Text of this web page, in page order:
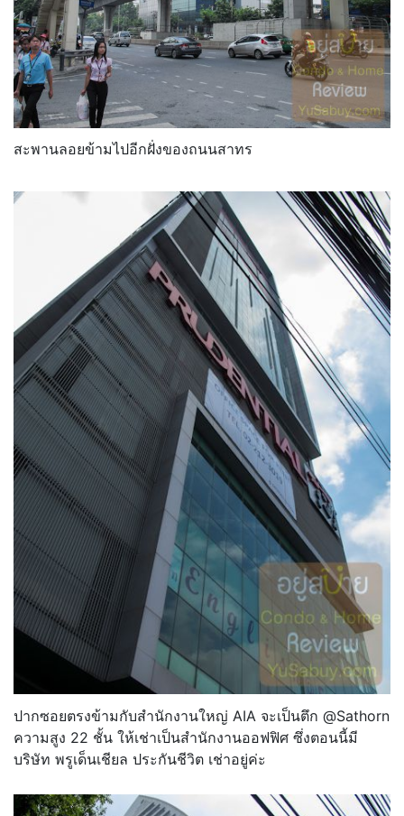
สะพานลอยข้ามไปอีกฝั่งของถนนสาทร
ปากซอยตรงข้ามกับสำนักงานใหญ่ AIA จะเป็นตึก @Sathorn
ความสูง 22 ชั้น ให้เช่าเป็นสำนักงานออฟฟิศ ซึ่งตอนนี้มี
บริษัท พรูเด็นเชียล ประกันชีวิต เช่าอยู่ค่ะ